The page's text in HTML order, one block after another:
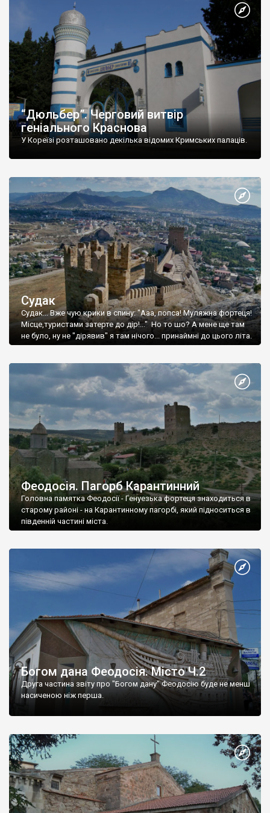
“Дюльбер”. Черговий витвір
геніального Краснова
У Кореїзі розташовано декілька відомих Кримських палаців.
Судак
Судак... Вже чую крики в спину: "Ааа, попса! Муляжна фортеця!
Місце,туристами затерте до дір!..." Но то шо? А мене ще там
не було, ну не "дірявив" я там нічого... принаймні до цього літа.
Феодосія. Пагорб Карантинний
Головна памятка Феодосії - Генуезька фортеця знаходиться в
старому районі - на Карантинному пагорбі, який підноситься в
південній частині міста.
Богом дана Феодосія. Місто Ч.2
Друга частина звіту про "Богом дану" Феодосію буде не менш
насиченою ніж перша.